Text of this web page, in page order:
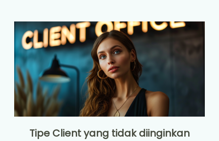
Tipe Client yang tidak diinginkan